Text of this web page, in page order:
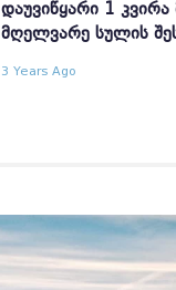
ᲓᲐᲣᲕᲘᲬᲧᲐᲠᲘ 1
ᲛᲦᲔᲚᲕᲐᲠᲔ ᲡᲣᲚᲘᲡ
3 Years Ago